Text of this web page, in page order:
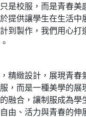
是校服，而是青春美
提供讓學生在生活中
到製作，我們用心打
精緻設計，展現青春
，而是一種美學的展
融合，讓制服成為學
由、活力與青春的伸